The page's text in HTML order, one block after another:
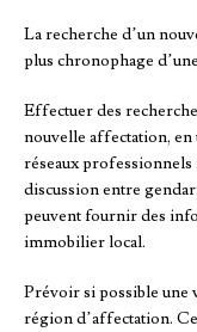
La recherche d’un
plus chronophage
Effectuer des
nouvelle affectation, en
réseaux professionnels
discussion entre
peuvent fournir des
immobilier local.
Prévoir si possible une
région d’affectation.